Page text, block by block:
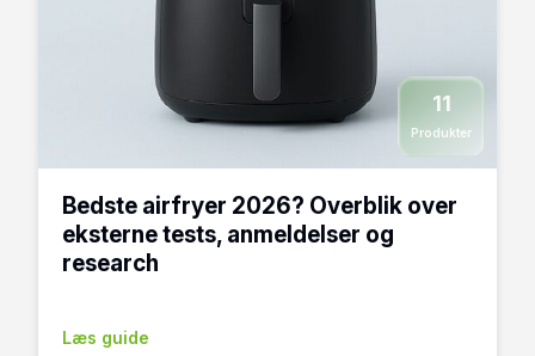
11
Produkter
Bedste airfryer 2026? Overblik over
eksterne tests, anmeldelser og
research
Læs guide